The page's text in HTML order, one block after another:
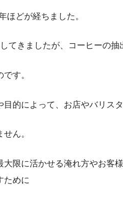
ほどが経ちました。
てきましたが、コーヒーの抽
す。
的によって、お店やバリス
ん。
大限に活かせる淹れ方やお客
ために